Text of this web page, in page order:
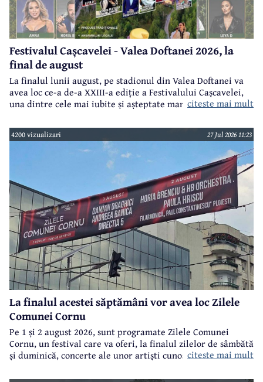
Festivalul Cașcavelei - Valea Doftanei 2026, la
final de august
La finalul lunii august, pe stadionul din Valea Doftanei va
avea loc ce-a de-a XXIII-a ediție a Festivalului Cașcavelei,
una dintre cele mai iubite și așteptate manifestări de acest
citeste mai mult
4200 vizualizari 27 Jul 2026 11:23
La finalul acestei săptămâni vor avea loc Zilele
Comunei Cornu
Pe 1 și 2 august 2026, sunt programate Zilele Comunei
Cornu, un festival care va oferi, la finalul zilelor de sâmbătă
și duminică, concerte ale unor artiști cunoscuți.citeste mai mult